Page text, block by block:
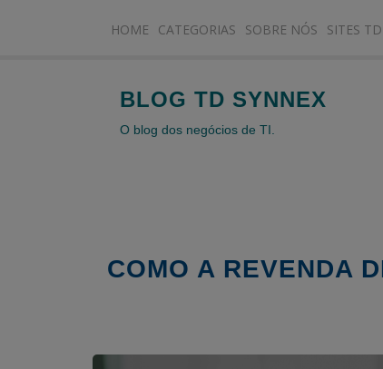
HOME CATEGORIAS SOBRE NÓS SITES
BLOG TD SYNNEX
O blog dos negócios de TI.
COMO A REVENDA